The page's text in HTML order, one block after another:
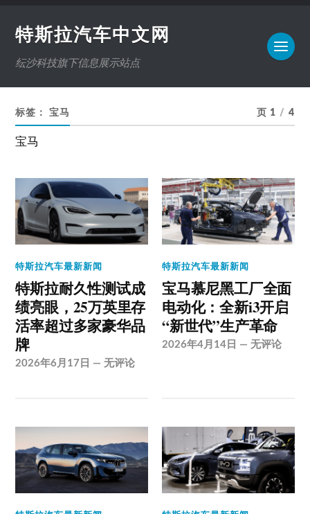
特斯拉汽车中文网
纭沙科技旗下信息展示站点
标签：宝马 页 1 / 4
宝马
特斯拉汽车最新新闻
特斯拉耐久性测试成
绩亮眼，25万英里存
活率超过多家豪华品
牌
2026年6月17日 —无评论
特斯拉汽车最新新闻
宝马慕尼黑工厂全面
电动化：全新i3开启
“新世代”生产革命
2026年4月14日 —无评论